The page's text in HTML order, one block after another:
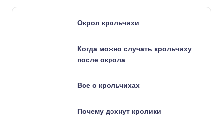
Окрол крольчихи
Когда можно случать крольчиху
после окрола
Все о крольчихах
Почему дохнут кролики